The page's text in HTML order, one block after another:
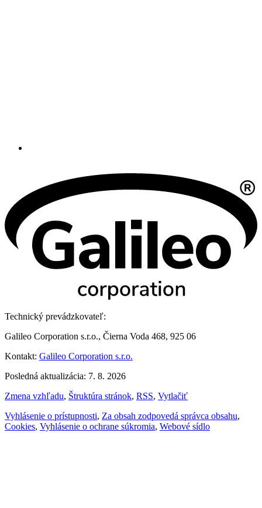
Technický prevádzkovateľ:
Galileo Corporation s.r.o., Čierna Voda 468, 925 06
Kontakt: Galileo Corporation s.r.o.
Posledná aktualizácia: 7. 8. 2026
Zmena vzhľadu, Štruktúra stránok, RSS, Vytlačiť
Vyhlásenie o prístupnosti, Za obsah zodpovedá správca obsahu,
Cookies, Vyhlásenie o ochrane súkromia, Webové sídlo